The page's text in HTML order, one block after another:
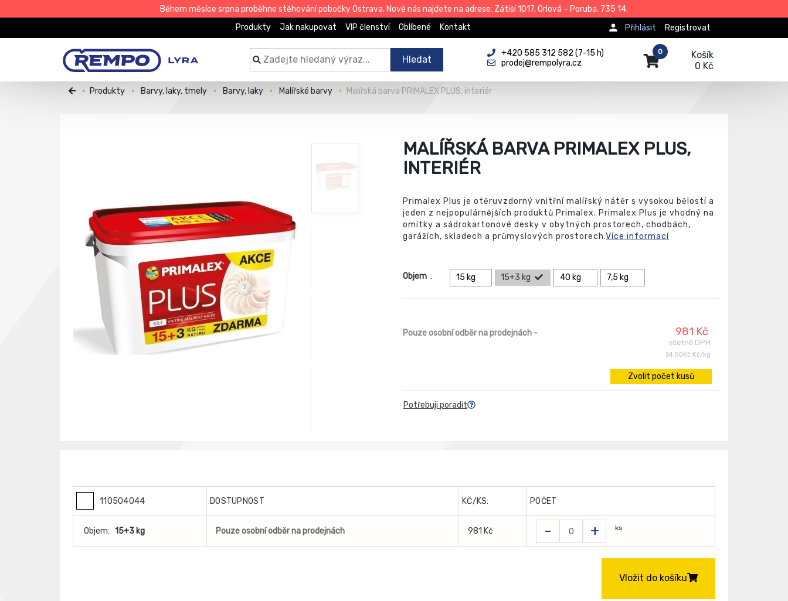
Během měsíce srpna proběhne stěhování pobočky Ostrava. Nově nás najdete na adrese: Zátiší 1017, Orlová – Poruba, 735 14.
Produkty
Jak nakupovat VIP členství Oblíbené Kontakt Registrovat
Přihlásit
Hledat
+420 585 312 582 (7-15 h)
prodej@rempolyra.cz
Košík
0 Kč
0
Produkty Barvy, laky, tmely Barvy, laky Malířské barvy Malířská barva PRIMALEX PLUS, interiér
MALÍŘSKÁ BARVA PRIMALEX PLUS,
INTERIÉR
Primalex Plus je otěruvzdorný vnitřní malířský nátěr s vysokou bělostí a
jeden z nejpopulárnějších produktů Primalex. Primalex Plus je vhodný na
omítky a sádrokartonové desky v obytných prostorech, chodbách,
garážích, skladech a průmyslových prostorech.Více informací
Objem : 15 kg 15+3 kg 40 kg 7,5 kg
Pouze osobní odběr na prodejnách - 981 Kč
včetně DPH
54,50Kč Kč/kg
Zvolit počet kusů
Potřebuji poradit
110504044 DOSTUPNOST KČ/KS: POČET
Objem: 15+3 kg Pouze osobní odběr na prodejnách 981 Kč - + ks
Vložit do košíku